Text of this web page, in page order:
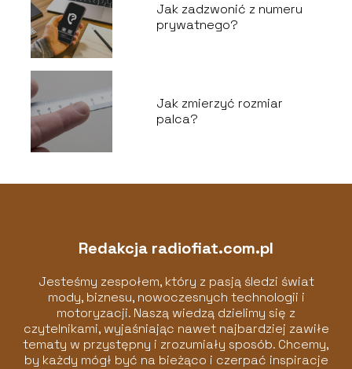
Jak zadzwonić z numeru
prywatnego?
Jak zmierzyć rozmiar
palca?
Redakcja radiofiat.com.pl
Jesteśmy zespołem, który z pasją śledzi świat
mody, biznesu, nowoczesnych technologii i
motoryzacji. Naszą wiedzą dzielimy się z
czytelnikami, wyjaśniając nawet najbardziej zawiłe
tematy w przystępny i zrozumiały sposób. Chcemy,
by każdy mógł być na bieżąco i czerpać inspiracje